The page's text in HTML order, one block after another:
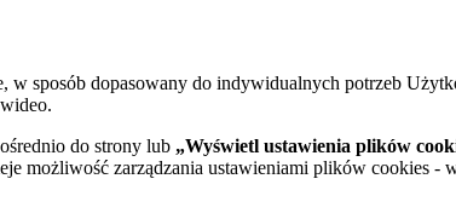
sposób dopasowany do indywidualnych potrzeb
do strony lub „Wyświetl ustawienia plików
możliwość zarządzania ustawieniami plików cookies -